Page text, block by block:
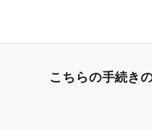
こちらの手続き